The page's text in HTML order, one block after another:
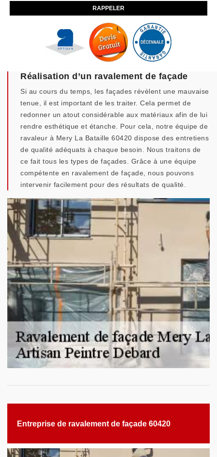
Réalisation d’un ravalement de façade
Si au cours du temps, les façades révèlent une mauvaise
tenue, il est important de les traiter. Cela permet de
redonner un atout considérable aux matériaux afin de lui
rendre esthétique et étanche. Pour cela, notre équipe de
ravaleur à Mery La Bataille 60420 dispose des entretiens
de qualité adéquats à chaque besoin. Nous traitons de
ce fait tous les types de façades. Grâce à une équipe
compétente en ravalement de façade, nous pouvons
intervenir facilement pour des résultats de qualité.
Entreprise de ravalement de façade 60420